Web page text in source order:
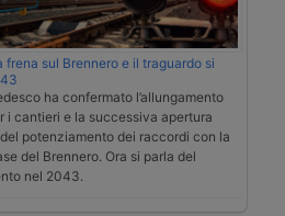
frena sul Brennero e il traguardo si
ha confermato l’allungamento
i cantieri e la successiva apertura
potenziamento dei raccordi con la
del Brennero. Ora si parla del
nel 2043.